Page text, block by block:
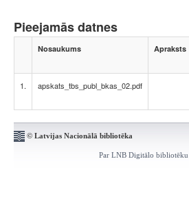
Pieejamās datnes
Nosaukums Apraksts
1. apskats_tbs_publ_bkas_02.pdf
© Latvijas Nacionālā bibliotēka
Par LNB Digitālo bibliotēku